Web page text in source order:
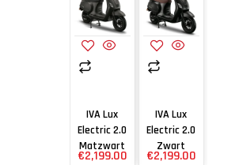
IVA Lux
Electric 2.0
Matzwart
€2,199.00
IVA Lux
Electric 2.0
Zwart
€2,199.00